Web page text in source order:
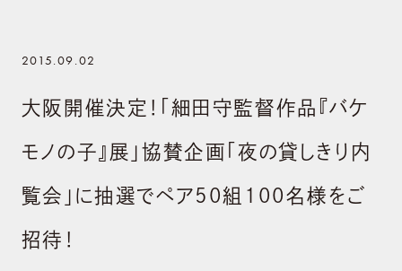
2015.09.02
大阪開催決定！「細田守監督作品『バケ
モノの子』展」協賛企画「夜の貸しきり内
覧会」に抽選でペア50組100名様をご
招待！